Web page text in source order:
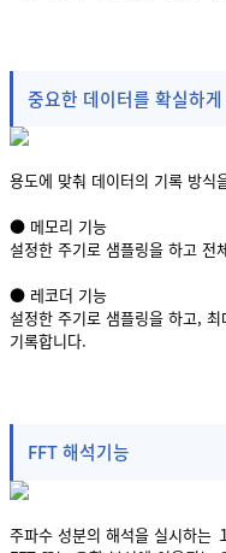
중요한 데이터를 확실하
용도에 맞춰 데이터의 기록 방식
● 메모리 기능
설정한 주기로 샘플링을 하고 전
● 레코더 기능
설정한 주기로 샘플링을 하고,
기록합니다.
FFT 해석기능
주파수 성분의 해석을 실시하는